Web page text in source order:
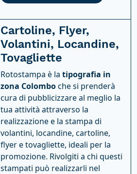
Cartoline, Flyer,
Volantini, Locandine,
Tovagliette
Rotostampa è la tipografia in
zona Colomboche si prenderà
cura di pubblicizzare al meglio la
tua attività attraverso la
realizzazione e la stampa di
volantini, locandine, cartoline,
flyer e tovagliette, ideali per la
promozione. Rivolgiti a chi questi
stampati può realizzarli nel